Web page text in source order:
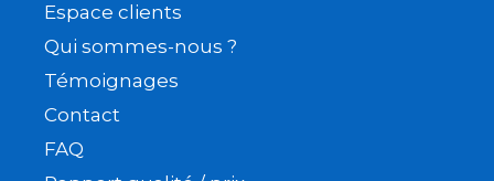
Espace clients
Qui sommes-nous ?
Témoignages
Contact
FAQ